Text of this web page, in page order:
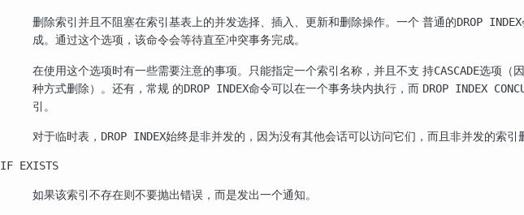
删除索引并且不阻塞在索引基表上的并发选择、插入、更新和删除操作。一个 普通的DROP INDEX
成。通过这个选项，该命令会等待直至冲突事务完成。
在使用这个选项时有一些需要注意的事项。只能指定一个索引名称，并且不支 持CASCADE选项（
种方式删除）。还有，常规 的DROP INDEX命令可以在一个事务块内执行，而 DROP INDEX
引。
对于临时表， DROP INDEX始终是非并发的，因为没有其他会话可以访问它们，而且非并发的索引
IF EXISTS
如果该索引不存在则不要抛出错误，而是发出一个通知。